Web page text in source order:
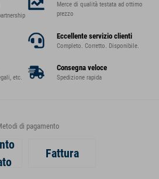
Merce di qualità testata ad ottimo
prezzo
Eccellente servizio clienti
Completo. Corretto. Disponibile.
etc.
Consegna veloce
Spedizione rapida
di pagamento
Fattura